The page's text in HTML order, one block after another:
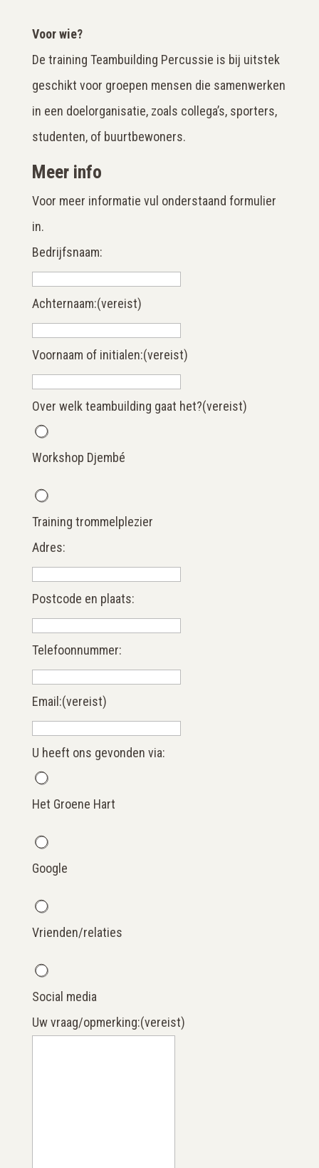
Voor wie?
De training Teambuilding Percussie is bij uitstek
geschikt voor groepen mensen die samenwerken
in een doelorganisatie, zoals collega’s, sporters,
studenten, of buurtbewoners.
Meer info
Voor meer informatie vul onderstaand formulier
in.
Bedrijfsnaam:
Achternaam:(vereist)
Voornaam of initialen:(vereist)
Over welk teambuilding gaat het?(vereist)
Workshop Djembé
Training trommelplezier
Adres:
Postcode en plaats:
Telefoonnummer:
Email:(vereist)
U heeft ons gevonden via:
Het Groene Hart
Google
Vrienden/relaties
Social media
Uw vraag/opmerking:(vereist)